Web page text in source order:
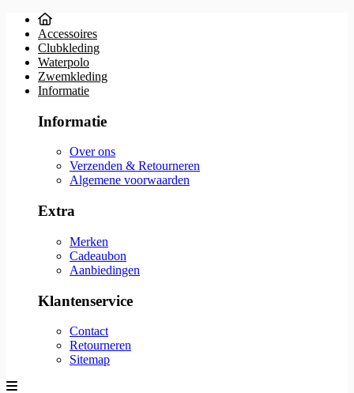
Accessoires
Clubkleding
Waterpolo
Zwemkleding
Informatie
Informatie
Over ons
Verzenden & Retourneren
Algemene voorwaarden
Extra
Merken
Cadeaubon
Aanbiedingen
Klantenservice
Contact
Retourneren
Sitemap